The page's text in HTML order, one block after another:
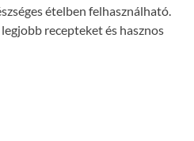
ételben felhasználható.
recepteket és hasznos